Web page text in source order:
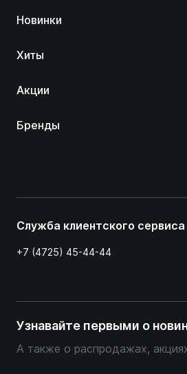
Новинки
Хиты
Акции
Бренды
Служба клиентского сервиса
+7 (4725) 45-44-44
Узнавайте первыми о
А также о распродажах,